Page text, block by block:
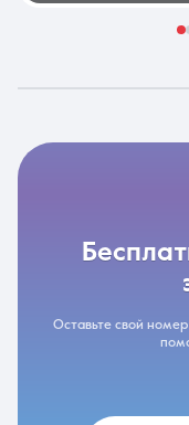
бесплатная консультация
Оставьте свой